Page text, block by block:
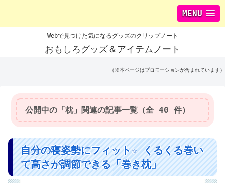
MENU
Webで見つけた気になるグッズのクリップノート
おもしろグッズ＆アイテムノート
（※本ページはプロモーションが含まれています）
公開中の「枕」関連の記事一覧（全 40 件）
自分の寝姿勢にフィット☆ くるくる巻い
て高さが調節できる「巻き枕」